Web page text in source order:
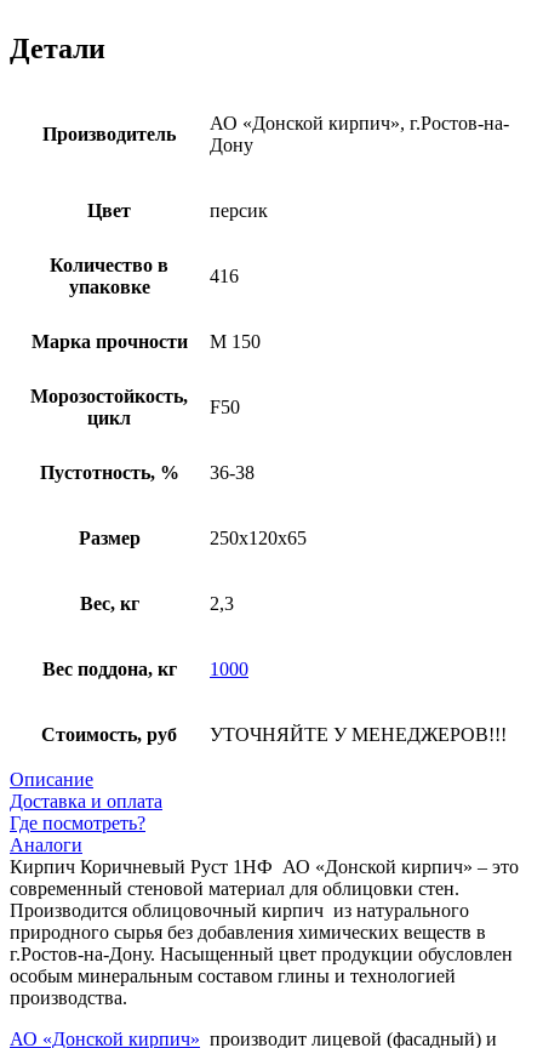
Детали
Производитель
АО «Донской кирпич», г.Ростов-на-
Дону
Цвет персик
Количество в
упаковке
416
Марка прочности М 150
Морозостойкость,
цикл
F50
Пустотность, % 36-38
Размер 250х120х65
Вес, кг 2,3
Вес поддона, кг 1000
Стоимость, руб УТОЧНЯЙТЕ У МЕНЕДЖЕРОВ!!!
Описание
Доставка и оплата
Где посмотреть?
Аналоги
Кирпич Коричневый Руст 1НФ АО «Донской кирпич» – это
современный стеновой материал для облицовки стен.
Производится облицовочный кирпич из натурального
природного сырья без добавления химических веществ в
г.Ростов-на-Дону. Насыщенный цвет продукции обусловлен
особым минеральным составом глины и технологией
производства.
АО «Донской кирпич» производит лицевой (фасадный) и